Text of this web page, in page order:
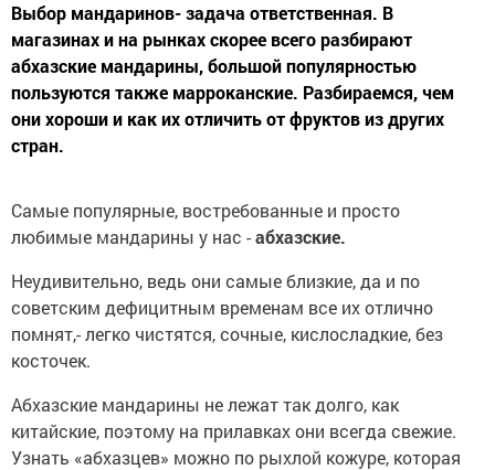
Выбор мандаринов- задача ответственная. В
магазинах и на рынках скорее всего разбирают
абхазские мандарины, большой популярностью
пользуются также марроканские. Разбираемся, чем
они хороши и как их отличить от фруктов из других
стран.
Самые популярные, востребованные и просто
любимые мандарины у нас -абхазские.
Неудивительно, ведь они самые близкие, да и по
советским дефицитным временам все их отлично
помнят,- легко чистятся, сочные, кислосладкие, без
косточек.
Абхазские мандарины не лежат так долго, как
китайские, поэтому на прилавках они всегда свежие.
Узнать «абхазцев» можно по рыхлой кожуре, которая